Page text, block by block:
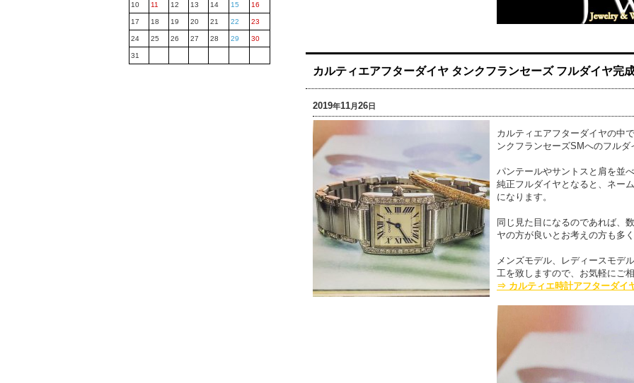
10 11 12 13 14 15 16
17 18 19 20 21 22 23
24 25 26 27 28 29 30
31
カルティエアフターダイヤ タンクフランセーズ フルダイヤ完
2019年11月26日
カルティエアフターダイヤの中
ンクフランセーズSMへのフルダ
パンテールやサントスと肩を並
純正フルダイヤとなると、ネー
になります。
同じ見た目になるのであれば、
ヤの方が良いとお考えの方も多
メンズモデル、レディースモデ
工を致しますので、お気軽にご
⇒ カルティエ時計アフターダイ